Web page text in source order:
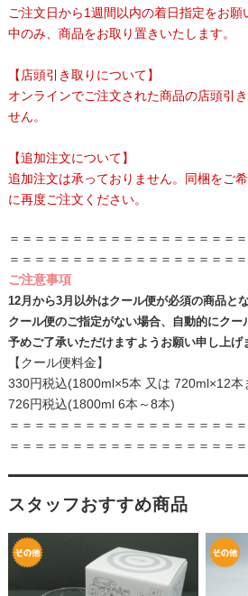
ご注文日から1週間以内の着日指定をお
中のみ、商品をお取り置きいたします。
【店頭引き取りについて】
オンラインでご注文された商品の店頭引
せん。
【追加注文について】
追加注文は承っておりません。同梱をご
に再度ご注文ください。
＝＝＝＝＝＝＝＝＝＝＝＝＝＝＝＝＝＝
＝＝＝＝＝＝＝＝＝＝＝＝＝＝＝＝＝＝
ご注意事項
12月から3月以外はクール便が必須の商品と
クール便のご指定がない場合、自動的にクー
予めご了承いただけますようお願い申し上げ
【クール便料金】
330円税込(1800ml×5本 又は 720ml×12本
726円税込(1800ml 6本～8本)
＝＝＝＝＝＝＝＝＝＝＝＝＝＝＝＝＝＝
＝＝＝＝＝＝＝＝＝＝＝＝＝＝＝＝＝＝
スタッフおすすめ商品